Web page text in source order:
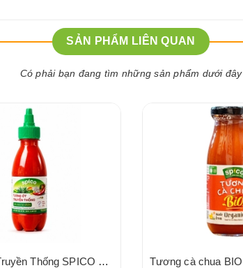
SẢN PHẨM LIÊN QUAN
Có phải bạn đang tìm những sản phẩm dưới đây
Tương Ớt Truyền Thống SPICO Sriracha Chilli Sauce 240g